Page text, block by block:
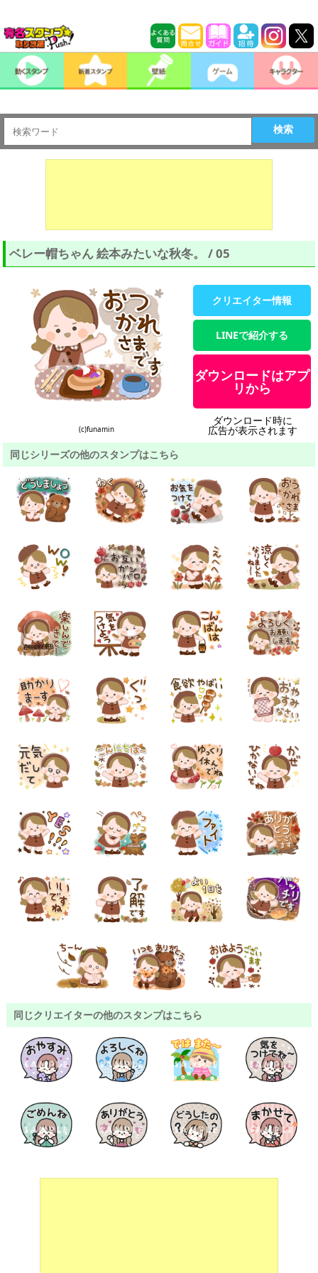
検索
ベレー帽ちゃん 絵本みたいな秋冬。 / 05
(c)funamin
クリエイター情報
LINEで紹介する
ダウンロードはアプ
リから
ダウンロード時に
広告が表示されます
同じシリーズの他のスタンプはこちら
同じクリエイターの他のスタンプはこちら